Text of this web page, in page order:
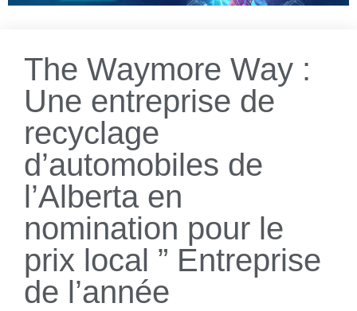
The Waymore Way :
Une entreprise de
recyclage
d’automobiles de
l’Alberta en
nomination pour le
prix local ” Entreprise
de l’année